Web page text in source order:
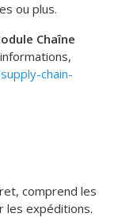
ou plus.
Chaîne
chain-
comprend les
les expéditions.